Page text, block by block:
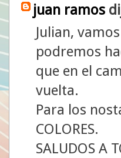
juan ramos
Julian,
podremos
que en el
vuelta.
Para los
COLORES.
SALUDOS A